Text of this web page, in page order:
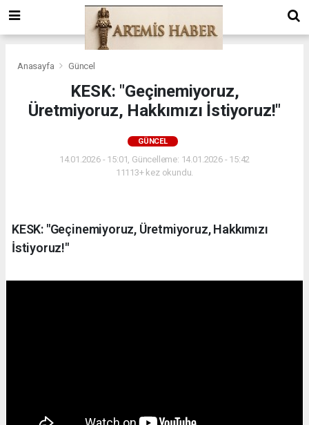
Anasayfa Güncel
KESK: "Geçinemiyoruz,
Üretmiyoruz, Hakkımızı İstiyoruz!"
GÜNCEL
14.01.2026 - 15:01, Güncelleme: 14.01.2026 - 15:42
11113+ kez okundu.
KESK: "Geçinemiyoruz, Üretmiyoruz, Hakkımızı
İstiyoruz!"